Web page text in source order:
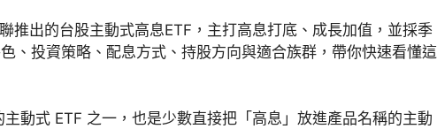
出的台股主動式高息ETF，主打高息打底、成長加值，並採季
、投資策略、配息方式、持股方向與適合族群，帶你快速看懂這
動式 ETF 之一，也是少數直接把「高息」放進產品名稱的主動